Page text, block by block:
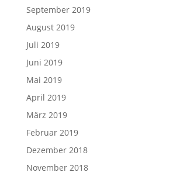
September 2019
August 2019
Juli 2019
Juni 2019
Mai 2019
April 2019
März 2019
Februar 2019
Dezember 2018
November 2018